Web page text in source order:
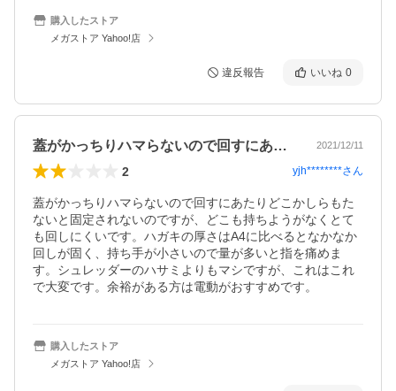
購入したストア
メガストア Yahoo!店
違反報告 いいね 0
蓋がかっちりハマらないので回すにあたり… 2021/12/11
2 yjh********さん
蓋がかっちりハマらないので回すにあたりどこかしらもた
ないと固定されないのですが、どこも持ちようがなくとて
も回しにくいです。ハガキの厚さはA4に比べるとなかなか
回しが固く、持ち手が小さいので量が多いと指を痛めま
す。シュレッダーのハサミよりもマシですが、これはこれ
で大変です。余裕がある方は電動がおすすめです。
購入したストア
メガストア Yahoo!店